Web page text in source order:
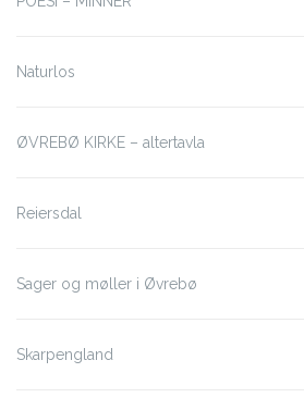
Naturlos
ØVREBØ KIRKE – altertavla
Reiersdal
Sager og møller i Øvrebø
Skarpengland